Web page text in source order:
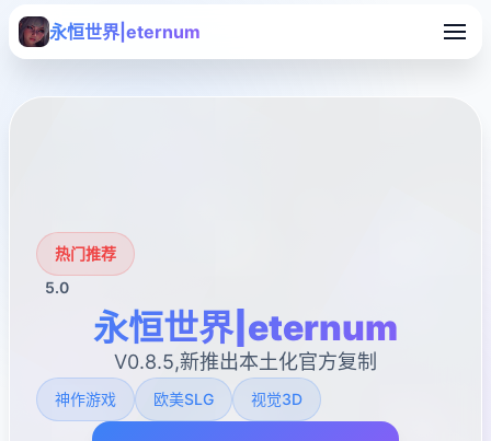
永恒世界|eternum
热门推荐
5.0
永恒世界|eternum
V0.8.5,新推出本土化官方复制
神作游戏 欧美SLG 视觉3D